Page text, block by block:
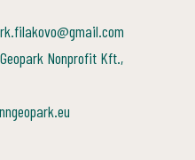
Nonprofit Kft.,